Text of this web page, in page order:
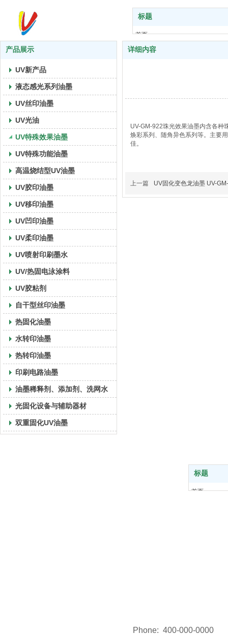
标题
首页
关于我们
产品展示
UV新产品
液态感光系列油墨
UV丝印油墨
UV光油
UV特殊效果油墨
UV特殊功能油墨
高温烧结型UV油墨
UV胶印油墨
UV移印油墨
UV凹印油墨
UV柔印油墨
UV喷射印刷墨水
UV/热固电泳涂料
UV胶粘剂
自干型丝印油墨
热固化油墨
水转印油墨
热转印油墨
印刷电路油墨
油墨稀释剂、添加剂、洗网水
光固化设备与辅助器材
双重固化UV油墨
详细内容
UV-GM-922珠光效果油墨内含各种
焕彩系列、随角异色系列等。主要
佳。
上一篇 UV固化变色龙油墨 UV-
标题
首页
Phone: 400-000-0000